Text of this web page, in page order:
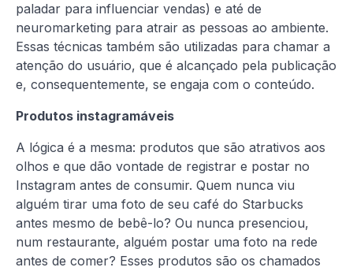
paladar para influenciar vendas) e até de
neuromarketing para atrair as pessoas ao ambiente.
Essas técnicas também são utilizadas para chamar a
atenção do usuário, que é alcançado pela publicação
e, consequentemente, se engaja com o conteúdo.
Produtos instagramáveis
A lógica é a mesma: produtos que são atrativos aos
olhos e que dão vontade de registrar e postar no
Instagram antes de consumir. Quem nunca viu
alguém tirar uma foto de seu café do Starbucks
antes mesmo de bebê-lo? Ou nunca presenciou,
num restaurante, alguém postar uma foto na rede
antes de comer? Esses produtos são os chamados